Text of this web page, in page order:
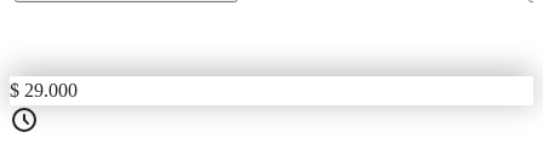
$ 29.000